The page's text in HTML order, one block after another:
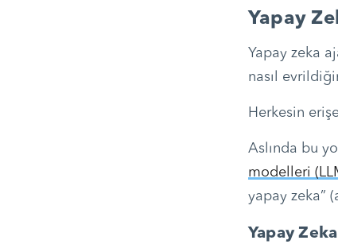
Yapay
Yapay zeka
nasıl
Herkesin
Aslında bu
modelleri
yapay zeka”
Yapay